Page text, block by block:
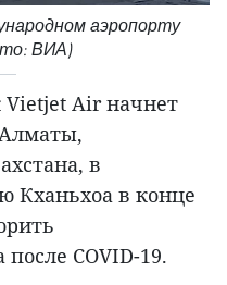
аэропорту
ВИА)
Air начнет
Алматы,
в
Кханьхоа в конце
COVID-19.